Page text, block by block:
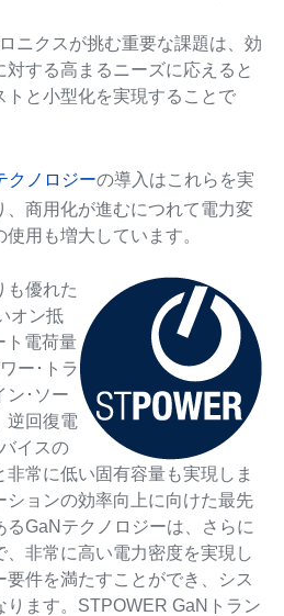
ニクスが挑む重要な課題は、効
する高まるニーズに応えると
トと小型化を実現することで
クノロジーの導入はこれらを実
、商用化が進むにつれて電力変
用も増大しています。
も優れた
オン抵
ト電荷量
ー･トラ
ン･ソー
逆回復電
イスの
常に低い固有容量も実現しま
ションの効率向上に向けた最先
GaNテクノロジーは、さらに
非常に高い電力密度を実現し
件を満たすことができ、シス
ります。STPOWER GaNトラン